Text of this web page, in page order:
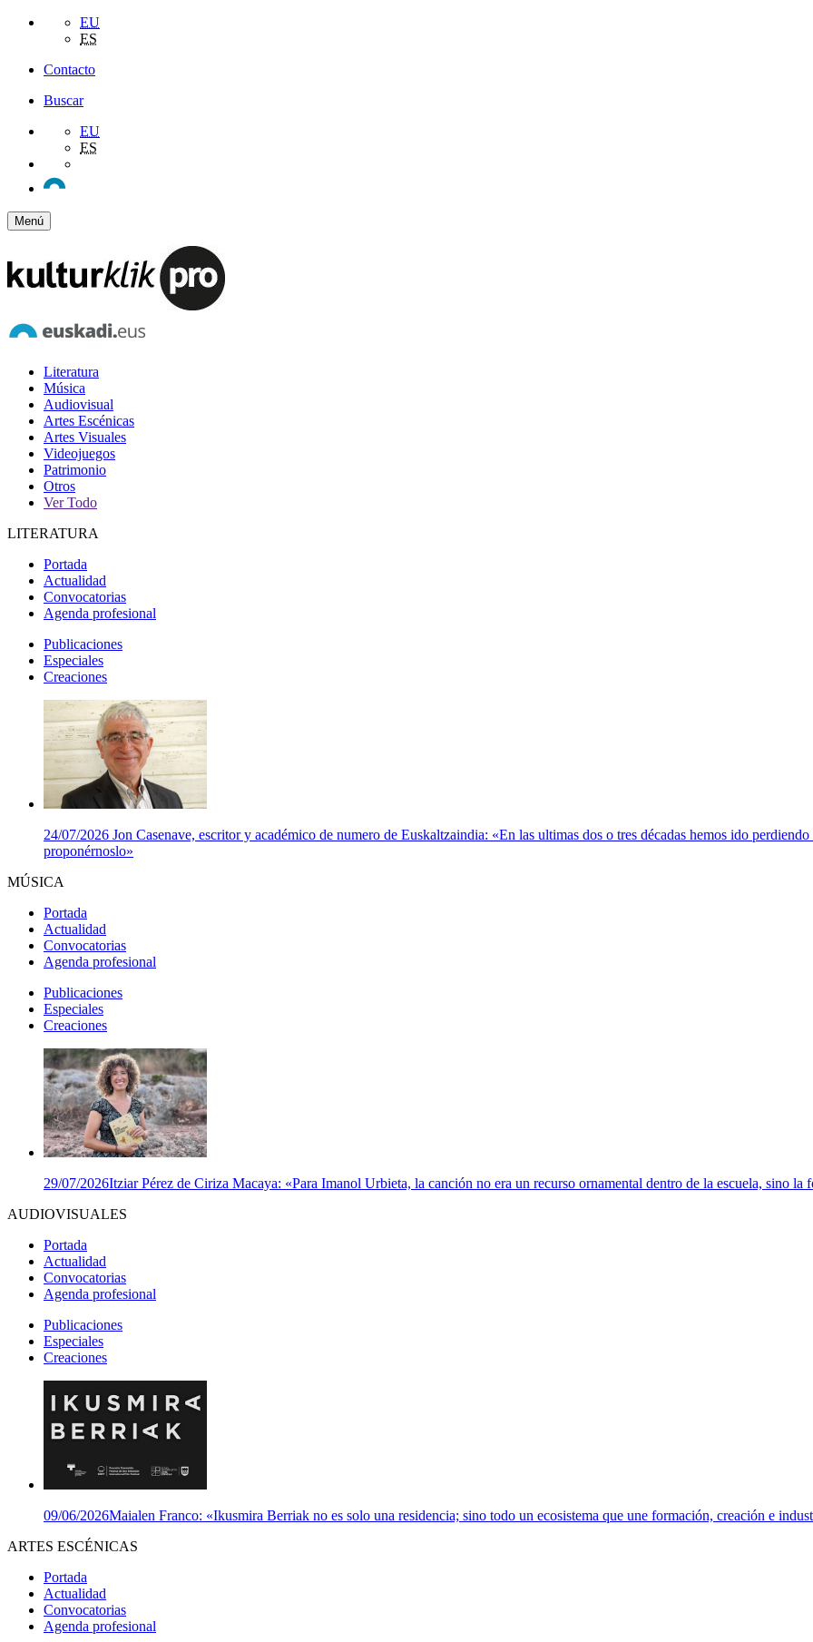
EU
ES
Contacto
Buscar
EU
ES
Menú
Literatura
Música
Audiovisual
Artes Escénicas
Artes Visuales
Videojuegos
Patrimonio
Otros
Ver Todo
LITERATURA
Portada
Actualidad
Convocatorias
Agenda profesional
Publicaciones
Especiales
Creaciones
24/07/2026 Jon Casenave, escritor y académico de numero de Euskaltzaindia: «En las ultimas dos o tres décadas hemos ido
proponérnoslo»
MÚSICA
Portada
Actualidad
Convocatorias
Agenda profesional
Publicaciones
Especiales
Creaciones
29/07/2026Itziar Pérez de Ciriza Macaya: «Para Imanol Urbieta, la canción no era un recurso ornamental dentro de la escuela, sino la
AUDIOVISUALES
Portada
Actualidad
Convocatorias
Agenda profesional
Publicaciones
Especiales
Creaciones
09/06/2026Maialen Franco: «Ikusmira Berriak no es solo una residencia; sino todo un ecosistema que une formación, creación e
ARTES ESCÉNICAS
Portada
Actualidad
Convocatorias
Agenda profesional